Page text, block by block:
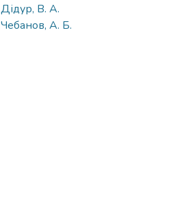
Дідур, В. А.
Чебанов, А. Б.